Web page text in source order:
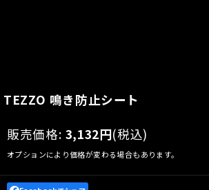
TEZZO 鳴き防止シート
販売価格: 3,132円(税込)
オプションにより価格が変わる場合もあります。